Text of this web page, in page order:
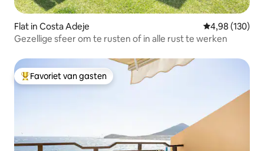
Flat in Costa Adeje Gemiddelde
4,98 (130)
Gezellige sfeer om te rusten of in alle rust te werken
Topfavoriet van gasten
Favoriet van gasten